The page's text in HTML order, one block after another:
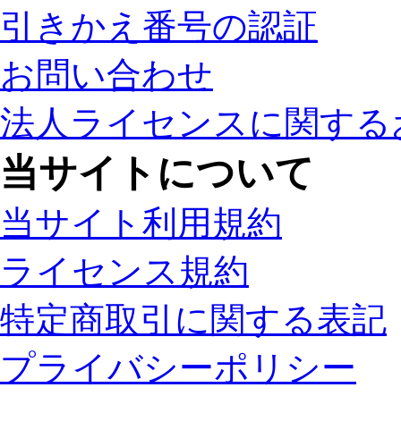
引きかえ番号の認証
お問い合わせ
法人ライセンスに関す
当サイトについて
当サイト利用規約
ライセンス規約
特定商取引に関する表記
プライバシーポリシー